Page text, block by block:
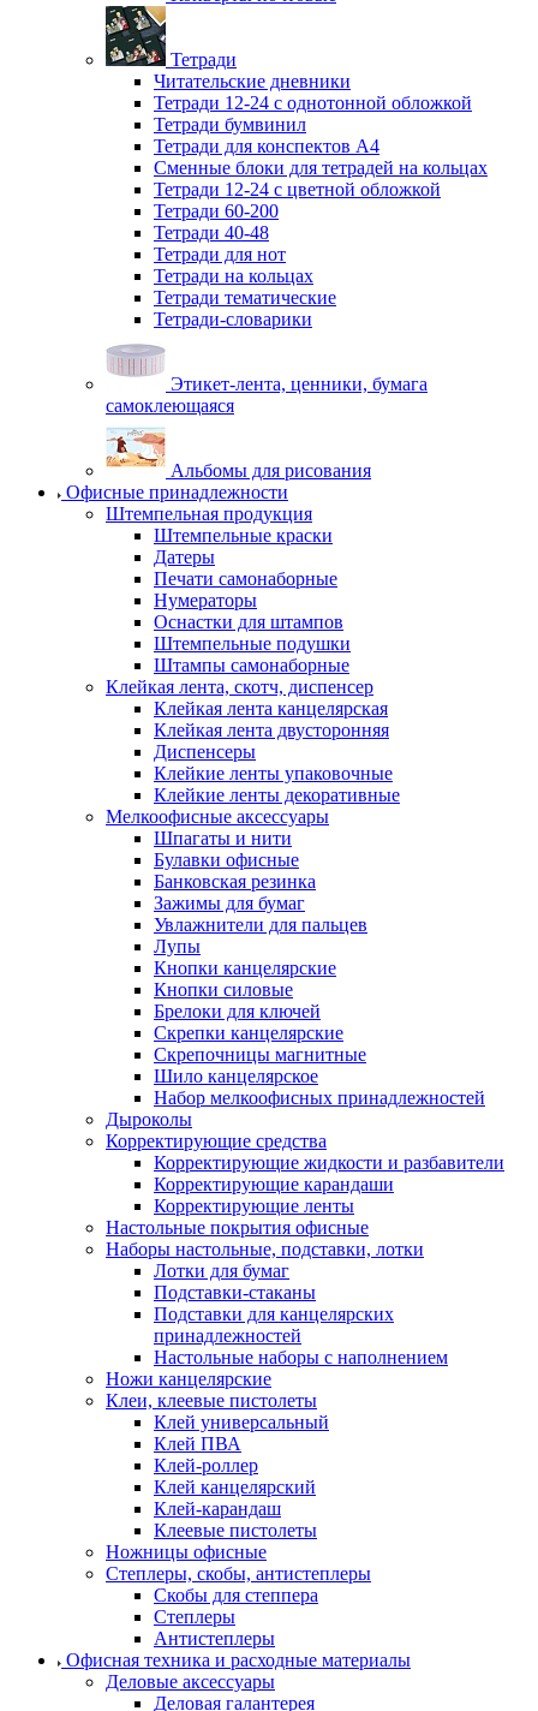
Тетради
Читательские дневники
Тетради 12-24 с однотонной обложкой
Тетради бумвинил
Тетради для конспектов А4
Сменные блоки для тетрадей на кольцах
Тетради 12-24 с цветной обложкой
Тетради 60-200
Тетради 40-48
Тетради для нот
Тетради на кольцах
Тетради тематические
Тетради-словарики
Этикет-лента, ценники, бумага
самоклеющаяся
Альбомы для рисования
Офисные принадлежности
Штемпельная продукция
Штемпельные краски
Датеры
Печати самонаборные
Нумераторы
Оснастки для штампов
Штемпельные подушки
Штампы самонаборные
Клейкая лента, скотч, диспенсер
Клейкая лента канцелярская
Клейкая лента двусторонняя
Диспенсеры
Клейкие ленты упаковочные
Клейкие ленты декоративные
Мелкоофисные аксессуары
Шпагаты и нити
Булавки офисные
Банковская резинка
Зажимы для бумаг
Увлажнители для пальцев
Лупы
Кнопки канцелярские
Кнопки силовые
Брелоки для ключей
Скрепки канцелярские
Скрепочницы магнитные
Шило канцелярское
Набор мелкоофисных принадлежностей
Дыроколы
Корректирующие средства
Корректирующие жидкости и разбавители
Корректирующие карандаши
Корректирующие ленты
Настольные покрытия офисные
Наборы настольные, подставки, лотки
Лотки для бумаг
Подставки-стаканы
Подставки для канцелярских
принадлежностей
Настольные наборы с наполнением
Ножи канцелярские
Клеи, клеевые пистолеты
Клей универсальный
Клей ПВА
Клей-роллер
Клей канцелярский
Клей-карандаш
Клеевые пистолеты
Ножницы офисные
Степлеры, скобы, антистеплеры
Скобы для степпера
Степлеры
Антистеплеры
Офисная техника и расходные материалы
Деловые аксессуары
Деловая галантерея